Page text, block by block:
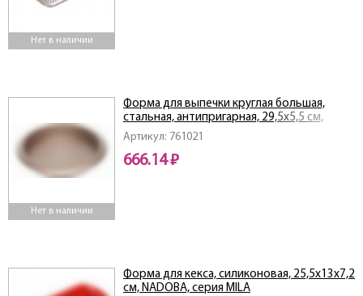
Нет в наличии
Нет в наличии
Артикул: 761021
Форма для выпечки круглая большая,
стальная, антипригарная, 29,5х5,5 см,
NADOBA, серия RADA
666.14 ₽
Форма для кекса, силиконовая, 25,5x13x7,2
см, NADOBA, серия MILA